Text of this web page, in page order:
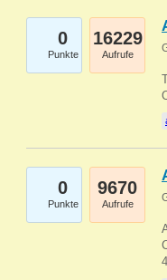
0
Punkte
16229
Aufrufe
0
Punkte
9670
Aufrufe